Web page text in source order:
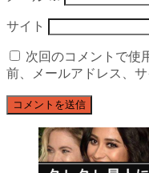
サイト
次回のコメントで使
前、メールアドレス、サ